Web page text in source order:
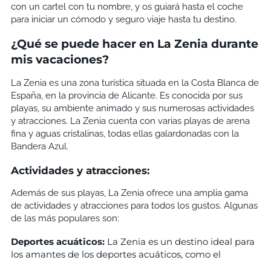
con un cartel con tu nombre, y os guiará hasta el coche
para iniciar un cómodo y seguro viaje hasta tu destino.
¿Qué se puede hacer en La Zenia durante
mis vacaciones?
La Zenia es una zona turística situada en la Costa Blanca de
España, en la provincia de Alicante. Es conocida por sus
playas, su ambiente animado y sus numerosas actividades
y atracciones. La Zenia cuenta con varias playas de arena
fina y aguas cristalinas, todas ellas galardonadas con la
Bandera Azul.
Actividades y atracciones:
Además de sus playas, La Zenia ofrece una amplia gama
de actividades y atracciones para todos los gustos. Algunas
de las más populares son:
Deportes acuáticos:La Zenia es un destino ideal para
los amantes de los deportes acuáticos, como el